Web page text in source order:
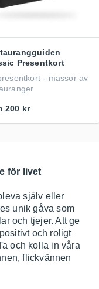
Presentkort
- massor av
200 kr
för livet
själv eller
unik gåva som
och tjejer. Att ge
och roligt
och kolla in våra
flickvännen